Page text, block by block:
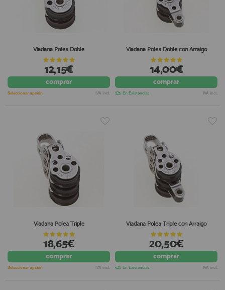
Viadana Polea Doble
12,15€
comprar
Seleccionar opción IVA incl.
Viadana Polea Doble con Arraigo
14,00€
comprar
En Existencias IVA incl.
Viadana Polea Triple
18,65€
comprar
Seleccionar opción IVA incl.
Viadana Polea Triple con Arraigo
20,50€
comprar
En Existencias IVA incl.